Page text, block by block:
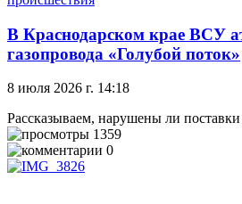
В Краснодарском крае ВСУ
газопровода «Голубой поток»
8 июля 2026 г. 14:18
Рассказываем, нарушены ли
1359
0